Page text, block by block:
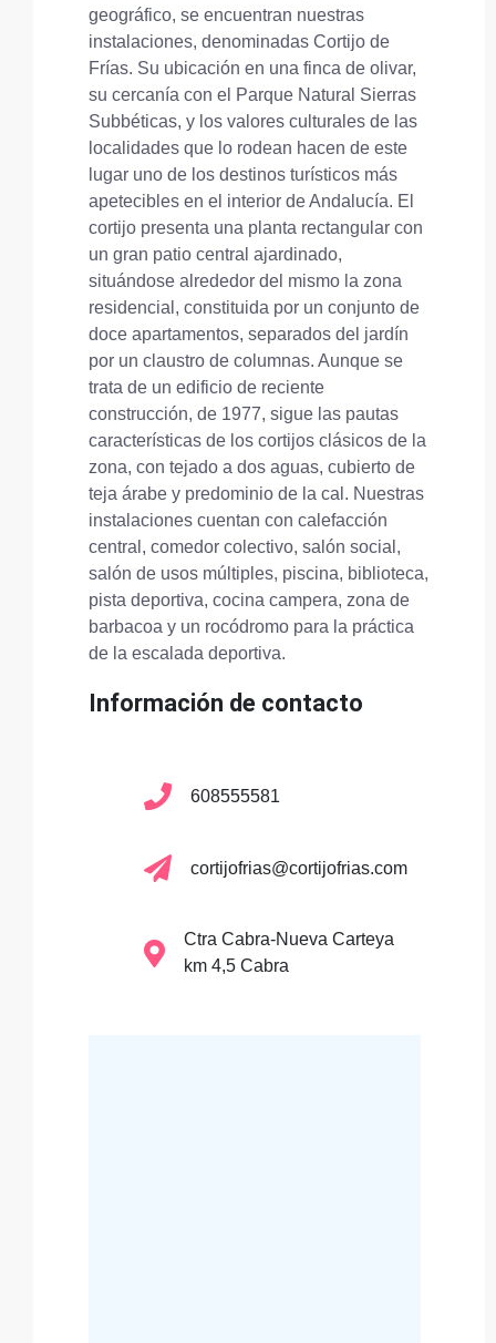
geográfico, se encuentran nuestras
instalaciones, denominadas Cortijo de
Frías. Su ubicación en una finca de olivar,
su cercanía con el Parque Natural Sierras
Subbéticas, y los valores culturales de las
localidades que lo rodean hacen de este
lugar uno de los destinos turísticos más
apetecibles en el interior de Andalucía. El
cortijo presenta una planta rectangular con
un gran patio central ajardinado,
situándose alrededor del mismo la zona
residencial, constituida por un conjunto de
doce apartamentos, separados del jardín
por un claustro de columnas. Aunque se
trata de un edificio de reciente
construcción, de 1977, sigue las pautas
características de los cortijos clásicos de la
zona, con tejado a dos aguas, cubierto de
teja árabe y predominio de la cal. Nuestras
instalaciones cuentan con calefacción
central, comedor colectivo, salón social,
salón de usos múltiples, piscina, biblioteca,
pista deportiva, cocina campera, zona de
barbacoa y un rocódromo para la práctica
de la escalada deportiva.
Información de contacto
608555581
cortijofrias@cortijofrias.com
Ctra Cabra-Nueva Carteya
km 4,5 Cabra